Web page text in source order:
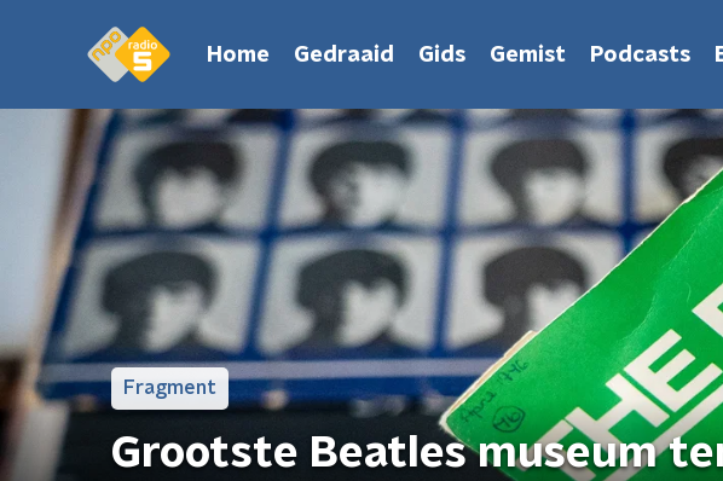
Home Gedraaid Gids Gemist Podcasts
Fragment
Grootste Beatles museum